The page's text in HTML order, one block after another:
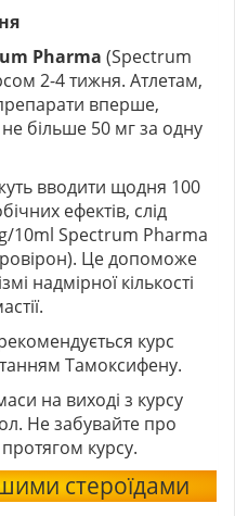
Pharma (Spectrum
2-4 тижня. Атлетам,
вперше,
більше 50 мг за одну
вводити щодня 100
ефектів, слід
10ml Spectrum Pharma
Це допоможе
надмірної кількості
курс
Тамоксифену.
на виході з курсу
Не забувайте про
курсу.
стероїдами